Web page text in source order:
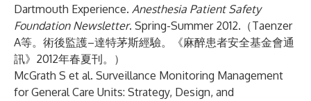
Dartmouth Experience. Anesthesia Patient Safety
Foundation Newsletter. Spring-Summer 2012.（Taenzer
A等。術後監護–達特茅斯經驗。《麻醉患者安全基金會通
訊》2012年春夏刊。）
McGrath S et al. Surveillance Monitoring Management
for General Care Units: Strategy, Design, and